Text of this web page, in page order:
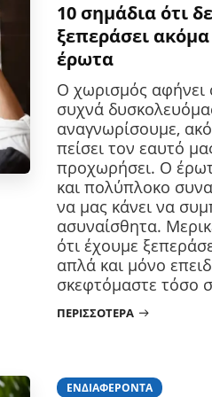
10 σημάδια ότι
ξεπεράσει
έρωτα
Ο χωρισμός αφήνει
συχνά
αναγνωρίσουμε,
πείσει τον εαυτό
προχωρήσει. Ο
και πολύπλοκο
να μας κάνει να
ασυναίσθητα.
ότι έχουμε
απλά και μόνο
σκεφτόμαστε τόσο
ΠΕΡΙΣΣΌΤΕΡΑ
ΕΝΔΙΑΦΈΡΟΝΤΑ